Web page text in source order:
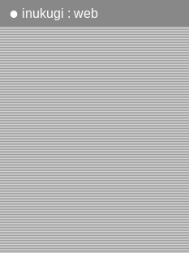
● inukugi : web